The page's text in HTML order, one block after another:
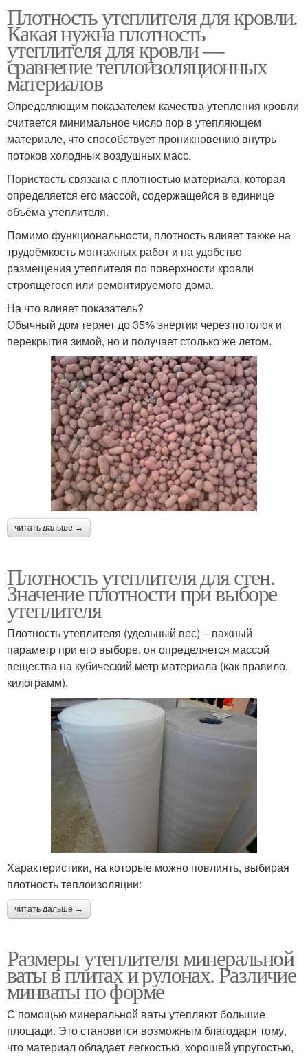
Плотность утеплителя для кровли.
Какая нужна плотность
утеплителя для кровли —
сравнение теплоизоляционных
материалов
Определяющим показателем качества утепления кровли
считается минимальное число пор в утепляющем
материале, что способствует проникновению внутрь
потоков холодных воздушных масс.
Пористость связана с плотностью материала, которая
определяется его массой, содержащейся в единице
объёма утеплителя.
Помимо функциональности, плотность влияет также на
трудоёмкость монтажных работ и на удобство
размещения утеплителя по поверхности кровли
строящегося или ремонтируемого дома.
На что влияет показатель?
Обычный дом теряет до 35% энергии через потолок и
перекрытия зимой, но и получает столько же летом.
читать дальше →
Плотность утеплителя для стен.
Значение плотности при выборе
утеплителя
Плотность утеплителя (удельный вес) – важный
параметр при его выборе, он определяется массой
вещества на кубический метр материала (как правило,
килограмм).
Характеристики, на которые можно повлиять, выбирая
плотность теплоизоляции:
читать дальше →
Размеры утеплителя минеральной
ваты в плитах и рулонах. Различие
минваты по форме
С помощью минеральной ваты утепляют большие
площади. Это становится возможным благодаря тому,
что материал обладает легкостью, хорошей упругостью,